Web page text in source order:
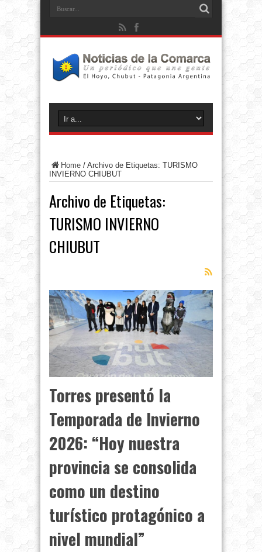
Home / Archivo de Etiquetas: TURISMO
INVIERNO CHIUBUT
Archivo de Etiquetas:
TURISMO INVIERNO
CHIUBUT
Torres presentó la
Temporada de Invierno
2026: “Hoy nuestra
provincia se consolida
como un destino
turístico protagónico a
nivel mundial”